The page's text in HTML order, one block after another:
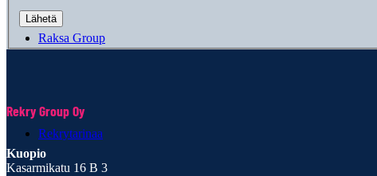
Raksa Group
Rekrytarinaa
Rekry Group Oy
Kuopio
Kasarmikatu 16 B 3